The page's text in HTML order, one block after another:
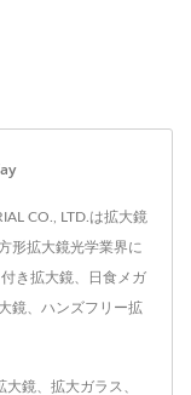
CO., LTD.は拡大鏡
形拡大鏡光学業界に
き拡大鏡、日食メガ
鏡、ハンズフリー拡
鏡、拡大ガラス、